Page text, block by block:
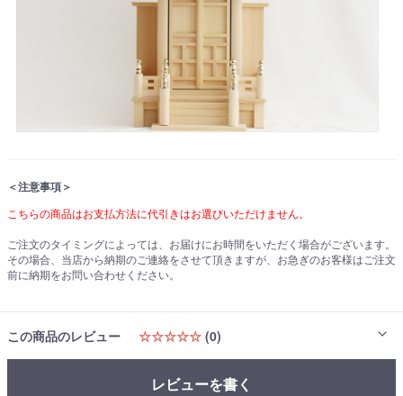
＜注意事項＞
こちらの商品はお支払方法に代引きはお選びいただけません。
ご注文のタイミングによっては、お届けにお時間をいただく場合がございます。
その場合、当店から納期のご連絡をさせて頂きますが、お急ぎのお客様はご注文
前に納期をお問い合わせください。
この商品のレビュー ☆☆☆☆☆ (0)
レビューを書く